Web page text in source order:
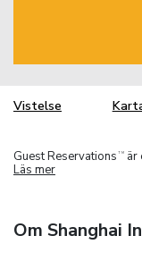
Vistelse
Guest Reservations TM
är
Läs mer
Om Shanghai